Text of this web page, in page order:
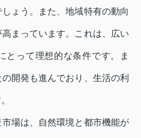
ょう。また、地域特有の動向
まっています。これは、広い
とって理想的な条件です。ま
開発も進んでおり、生活の利
場は、自然環境と都市機能が